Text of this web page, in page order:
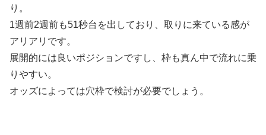
り。
1週前2週前も51秒台を出しており、取りに来ている感が
アリアリです。
展開的には良いポジションですし、枠も真ん中で流れに乗
りやすい。
オッズによっては穴枠で検討が必要でしょう。